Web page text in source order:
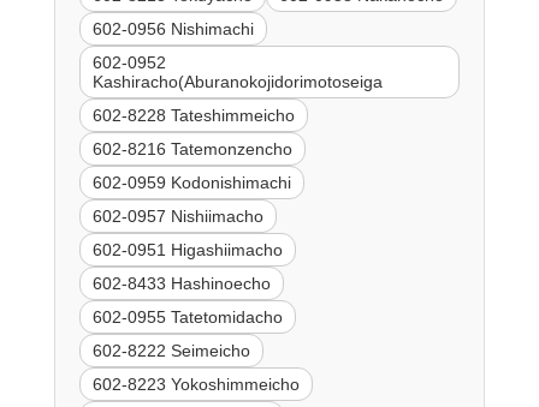
602-0956 Nishimachi
602-0952
Kashiracho(Aburanokojidorimotoseiga
602-8228 Tateshimmeicho
602-8216 Tatemonzencho
602-0959 Kodonishimachi
602-0957 Nishiimacho
602-0951 Higashiimacho
602-8433 Hashinoecho
602-0955 Tatetomidacho
602-8222 Seimeicho
602-8223 Yokoshimmeicho